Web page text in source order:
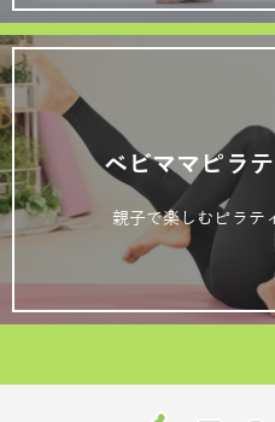
ベビママピラ
親子で楽しむピラテ